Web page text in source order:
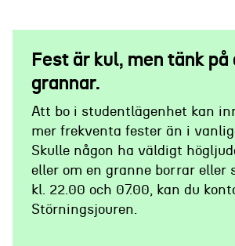
Fest är kul, men tänk på
grannar.
Att bo i studentlägenhet kan
mer frekventa fester än i
Skulle någon ha väldigt
eller om en granne borrar eller
kl. 22.00 och 07.00, kan du
Störningsjouren.